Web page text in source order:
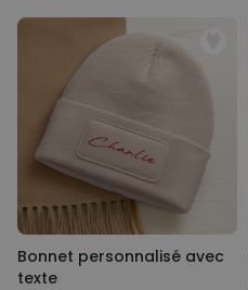
Bonnet personnalisé avec
texte